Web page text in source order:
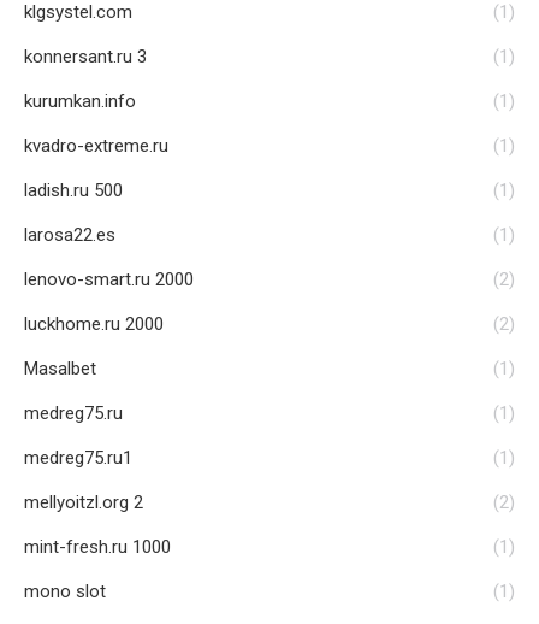
klgsystel.com (1)
konnersant.ru 3 (1)
kurumkan.info (1)
kvadro-extreme.ru (1)
ladish.ru 500 (1)
larosa22.es (1)
lenovo-smart.ru 2000 (2)
luckhome.ru 2000 (2)
Masalbet (1)
medreg75.ru (1)
medreg75.ru1 (1)
mellyoitzl.org 2 (2)
mint-fresh.ru 1000 (1)
mono slot (1)